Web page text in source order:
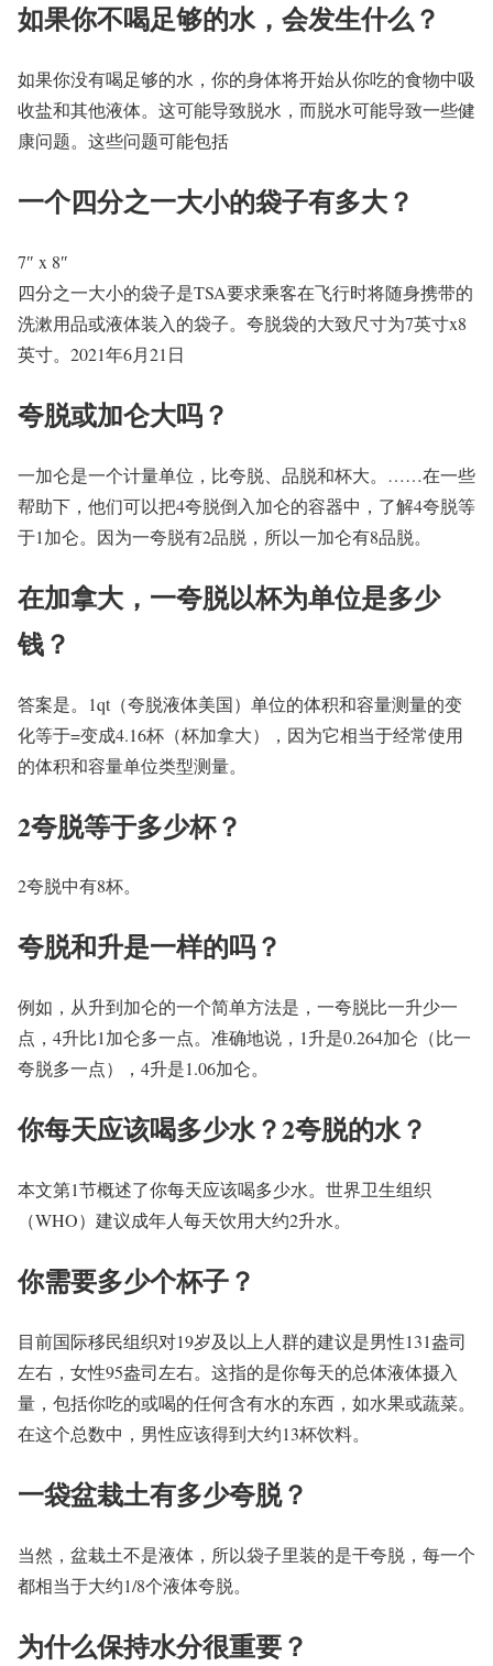
如果你不喝足够的水，会发生什么？
如果你没有喝足够的水，你的身体将开始从你吃的食物中吸
收盐和其他液体。这可能导致脱水，而脱水可能导致一些健
康问题。这些问题可能包括
一个四分之一大小的袋子有多大？
7″ x 8″
四分之一大小的袋子是TSA要求乘客在飞行时将随身携带的
洗漱用品或液体装入的袋子。夸脱袋的大致尺寸为7英寸x8
英寸。2021年6月21日
夸脱或加仑大吗？
一加仑是一个计量单位，比夸脱、品脱和杯大。……在一些
帮助下，他们可以把4夸脱倒入加仑的容器中，了解4夸脱等
于1加仑。因为一夸脱有2品脱，所以一加仑有8品脱。
在加拿大，一夸脱以杯为单位是多少
钱？
答案是。1qt（夸脱液体美国）单位的体积和容量测量的变
化等于=变成4.16杯（杯加拿大），因为它相当于经常使用
的体积和容量单位类型测量。
2夸脱等于多少杯？
2夸脱中有8杯。
夸脱和升是一样的吗？
例如，从升到加仑的一个简单方法是，一夸脱比一升少一
点，4升比1加仑多一点。准确地说，1升是0.264加仑（比一
夸脱多一点），4升是1.06加仑。
你每天应该喝多少水？2夸脱的水？
本文第1节概述了你每天应该喝多少水。世界卫生组织
（WHO）建议成年人每天饮用大约2升水。
你需要多少个杯子？
目前国际移民组织对19岁及以上人群的建议是男性131盎司
左右，女性95盎司左右。这指的是你每天的总体液体摄入
量，包括你吃的或喝的任何含有水的东西，如水果或蔬菜。
在这个总数中，男性应该得到大约13杯饮料。
一袋盆栽土有多少夸脱？
当然，盆栽土不是液体，所以袋子里装的是干夸脱，每一个
都相当于大约1/8个液体夸脱。
为什么保持水分很重要？